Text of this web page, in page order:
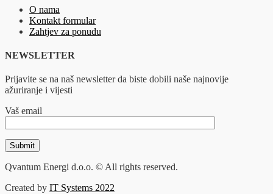
O nama
Kontakt formular
Zahtjev za ponudu
NEWSLETTER
Prijavite se na naš newsletter da biste dobili naše najnovije
ažuriranje i vijesti
Vaš email
Qvantum Energi d.o.o. © All rights reserved.
Created by IT Systems 2022